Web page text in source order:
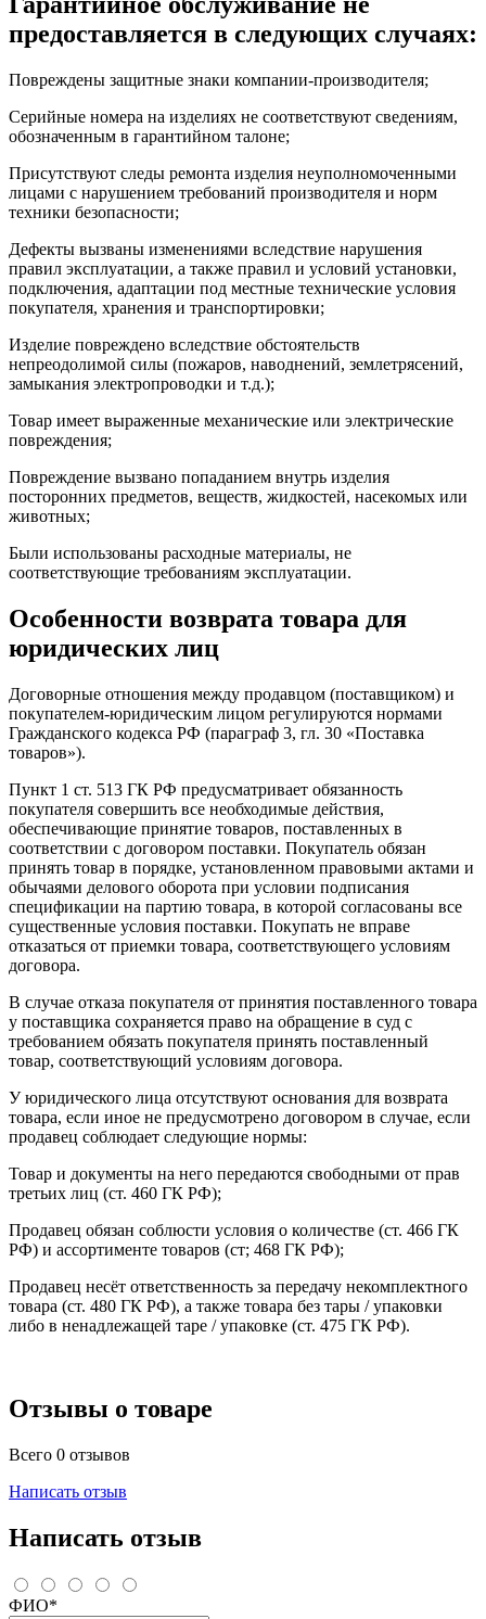
предоставляется в следующих случаях:
Повреждены защитные знаки компании-производителя;
Серийные номера на изделиях не соответствуют сведениям,
обозначенным в гарантийном талоне;
Присутствуют следы ремонта изделия неуполномоченными
лицами с нарушением требований производителя и норм
техники безопасности;
Дефекты вызваны изменениями вследствие нарушения
правил эксплуатации, а также правил и условий установки,
подключения, адаптации под местные технические условия
покупателя, хранения и транспортировки;
Изделие повреждено вследствие обстоятельств
непреодолимой силы (пожаров, наводнений, землетрясений,
замыкания электропроводки и т.д.);
Товар имеет выраженные механические или электрические
повреждения;
Повреждение вызвано попаданием внутрь изделия
посторонних предметов, веществ, жидкостей, насекомых или
животных;
Были использованы расходные материалы, не
соответствующие требованиям эксплуатации.
Особенности возврата товара для
юридических лиц
Договорные отношения между продавцом (поставщиком) и
покупателем-юридическим лицом регулируются нормами
Гражданского кодекса РФ (параграф 3, гл. 30 «Поставка
товаров»).
Пункт 1 ст. 513 ГК РФ предусматривает обязанность
покупателя совершить все необходимые действия,
обеспечивающие принятие товаров, поставленных в
соответствии с договором поставки. Покупатель обязан
принять товар в порядке, установленном правовыми актами и
обычаями делового оборота при условии подписания
спецификации на партию товара, в которой согласованы все
существенные условия поставки. Покупать не вправе
отказаться от приемки товара, соответствующего условиям
договора.
В случае отказа покупателя от принятия поставленного товара
у поставщика сохраняется право на обращение в суд с
требованием обязать покупателя принять поставленный
товар, соответствующий условиям договора.
У юридического лица отсутствуют основания для возврата
товара, если иное не предусмотрено договором в случае, если
продавец соблюдает следующие нормы:
Товар и документы на него передаются свободными от прав
третьих лиц (ст. 460 ГК РФ);
Продавец обязан соблюсти условия о количестве (ст. 466 ГК
РФ) и ассортименте товаров (ст; 468 ГК РФ);
Продавец несёт ответственность за передачу некомплектного
товара (ст. 480 ГК РФ), а также товара без тары / упаковки
либо в ненадлежащей таре / упаковке (ст. 475 ГК РФ).
Отзывы о товаре
Всего 0 отзывов
Написать отзыв
Написать отзыв
ФИО*